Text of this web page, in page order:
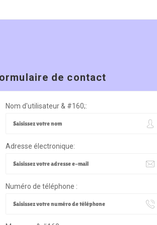
de contact
Nom d'utilisateur & #160;:
Adresse électronique:
Numéro de téléphone :